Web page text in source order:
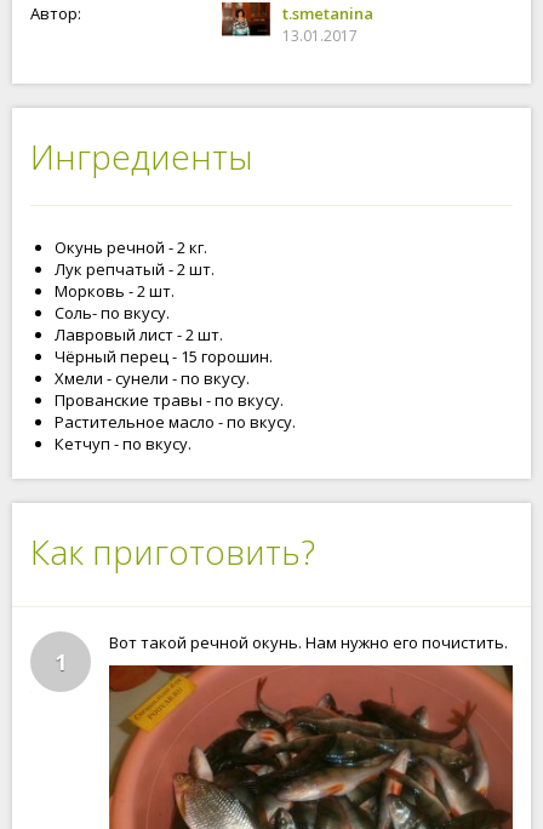
Автор:
t.smetanina
13.01.2017
Ингредиенты
Окунь речной - 2 кг.
Лук репчатый - 2 шт.
Морковь - 2 шт.
Соль- по вкусу.
Лавровый лист - 2 шт.
Чёрный перец - 15 горошин.
Хмели - сунели - по вкусу.
Прованские травы - по вкусу.
Растительное масло - по вкусу.
Кетчуп - по вкусу.
Как приготовить?
1
Вот такой речной окунь. Нам нужно его почистить.